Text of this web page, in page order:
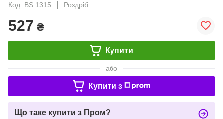
Код: BS 1315
Роздріб
527 ₴
Купити
або
Купити з
Що таке купити з Пром?